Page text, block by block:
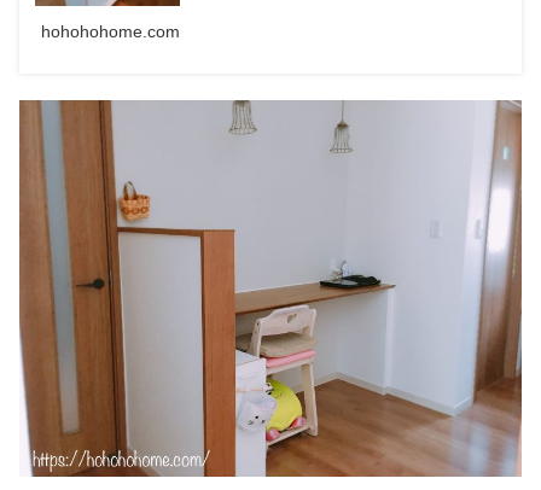
hohohohome.com